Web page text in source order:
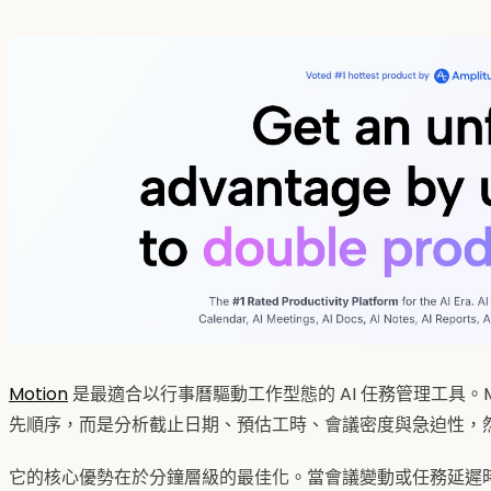
Motion 是最適合以行事曆驅動工作型態的 AI 任務管理工具
先順序，而是分析截止日期、預估工時、會議密度與急迫性
它的核心優勢在於分鐘層級的最佳化。當會議變動或任務延